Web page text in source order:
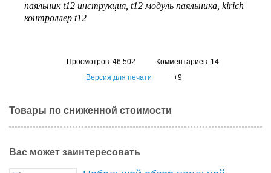
паяльник t12 инструкция t12 модуль паяльника kirich
контроллер t12
Просмотров: 46 502
Комментариев: 14
Версия для печати
+9
Товары по сниженной стоимости
Вас может заинтересовать